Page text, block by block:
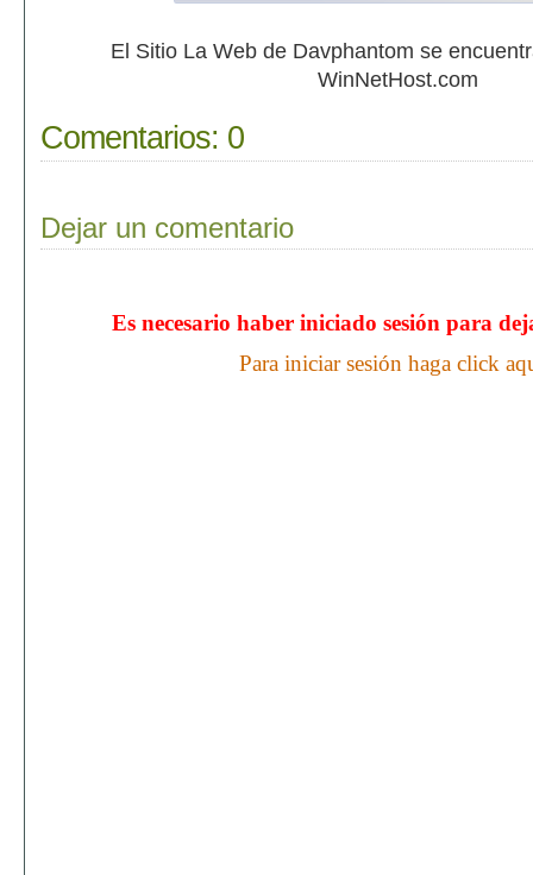
El Sitio La Web de Davphantom se
WinNetHost.com
Comentarios: 0
Dejar un comentario
Es necesario haber iniciado sesión para
Para iniciar sesión haga click